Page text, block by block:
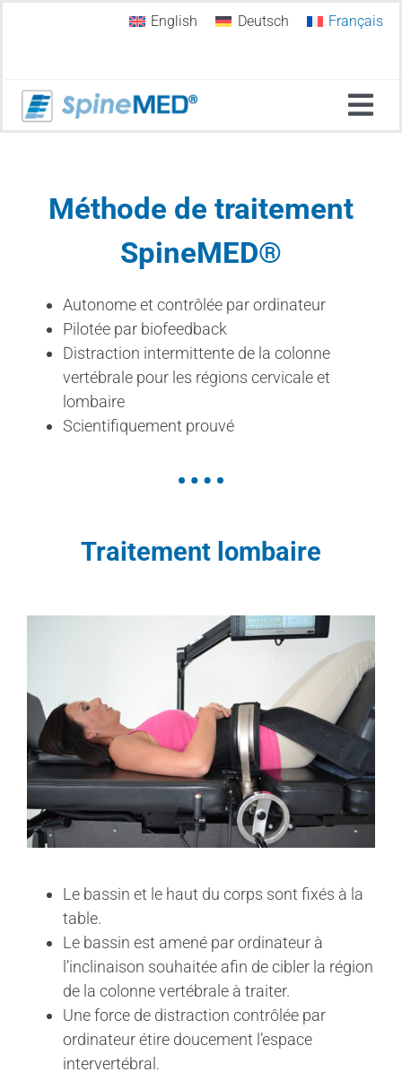
English Deutsch Français
Pourquoi SpineMED® ?
Systèmes de thérapie SpineMED
Vidéos de formation
Méthode de traitement
SpineMED®
Autonome et contrôlée par ordinateur
Pilotée par biofeedback
Distraction intermittente de la colonne
vertébrale pour les régions cervicale et
lombaire
Scientifiquement prouvé
Traitement lombaire
Le bassin et le haut du corps sont fixés à la
table.
Le bassin est amené par ordinateur à
l’inclinaison souhaitée afin de cibler la région
de la colonne vertébrale à traiter.
Une force de distraction contrôlée par
ordinateur étire doucement l’espace
intervertébral.